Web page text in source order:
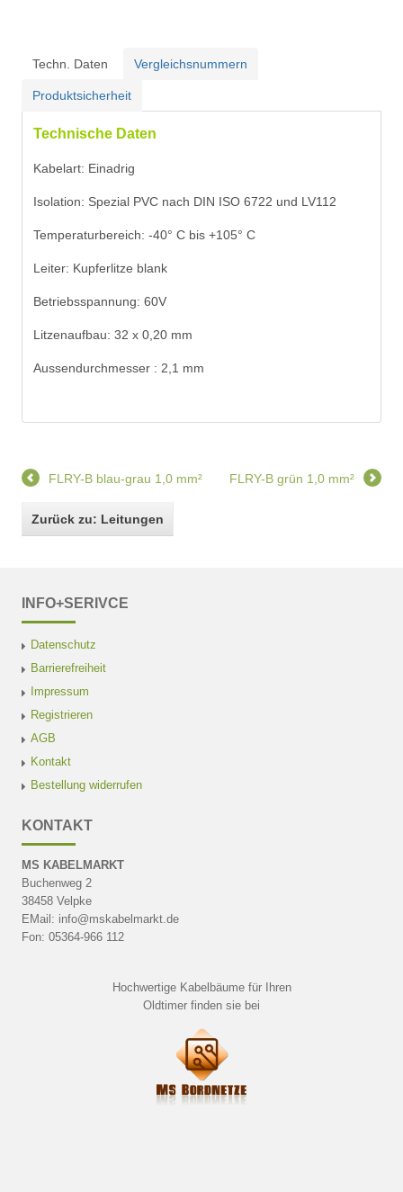
Techn. Daten Vergleichsnummern
Produktsicherheit
Technische Daten
Kabelart: Einadrig
Isolation: Spezial PVC nach DIN ISO 6722 und LV112
Temperaturbereich: -40° C bis +105° C
Leiter: Kupferlitze blank
Betriebsspannung: 60V
Litzenaufbau: 32 x 0,20 mm
Aussendurchmesser : 2,1 mm
FLRY-B grün 1,0 mm²
FLRY-B blau-grau 1,0 mm²
Zurück zu: Leitungen
INFO+SERIVCE
Datenschutz
Barrierefreiheit
Impressum
Registrieren
AGB
Kontakt
Bestellung widerrufen
KONTAKT
MS KABELMARKT
Buchenweg 2
38458 Velpke
EMail: info@mskabelmarkt.de
Fon: 05364-966 112
Hochwertige Kabelbäume für Ihren
Oldtimer finden sie bei